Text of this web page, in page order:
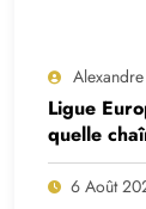
Ligue
quelle
match ?
6 Août